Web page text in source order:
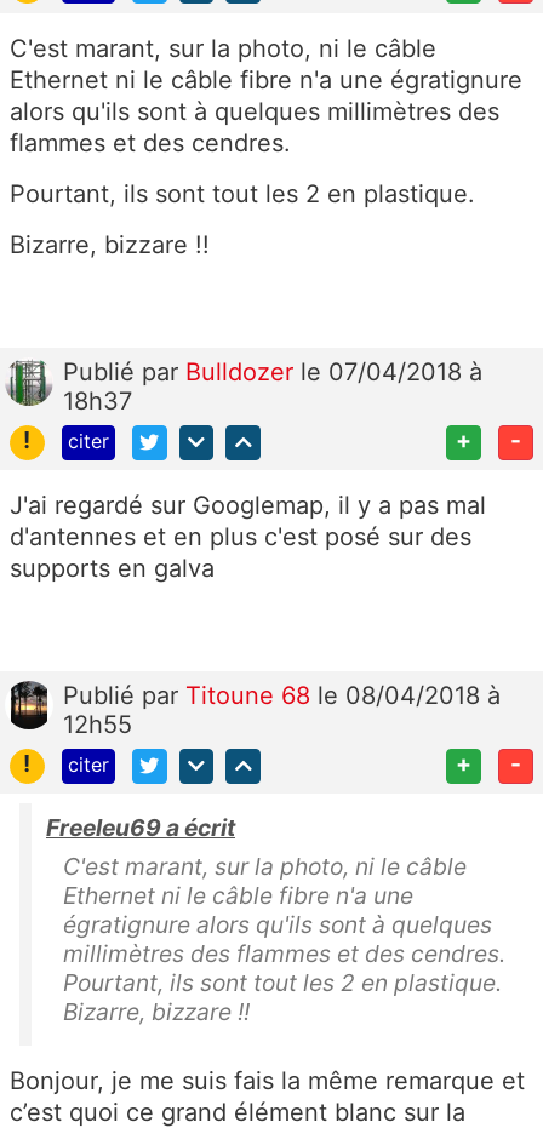
C'est marant, sur la photo, ni le câble
Ethernet ni le câble fibre n'a une égratignure
alors qu'ils sont à quelques millimètres des
flammes et des cendres.
Pourtant, ils sont tout les 2 en plastique.
Bizarre, bizzare !!
Publié par Bulldozer le 07/04/2018 à
18h37
!
citer + -
J'ai regardé sur Googlemap, il y a pas mal
d'antennes et en plus c'est posé sur des
supports en galva
Publié par Titoune 68 le 08/04/2018 à
12h55
!
citer + -
Freeleu69 a écrit
C'est marant, sur la photo, ni le câble
Ethernet ni le câble fibre n'a une
égratignure alors qu'ils sont à quelques
millimètres des flammes et des cendres.
Pourtant, ils sont tout les 2 en plastique.
Bizarre, bizzare !!
Bonjour, je me suis fais la même remarque et
c’est quoi ce grand élément blanc sur la